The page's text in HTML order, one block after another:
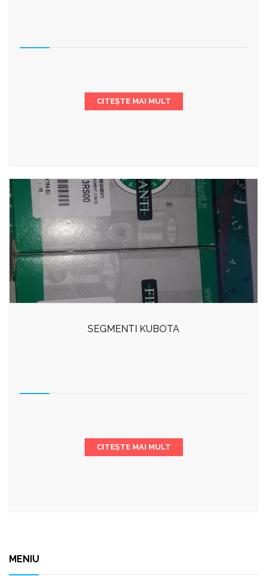
CITEȘTE MAI MULT
SEGMENTI KUBOTA
CITEȘTE MAI MULT
MENIU